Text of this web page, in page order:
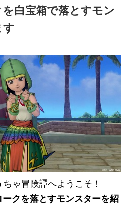
白宝箱で落とすモン
す
ゃ冒険譚へようこそ！
クを落とすモンスターを紹